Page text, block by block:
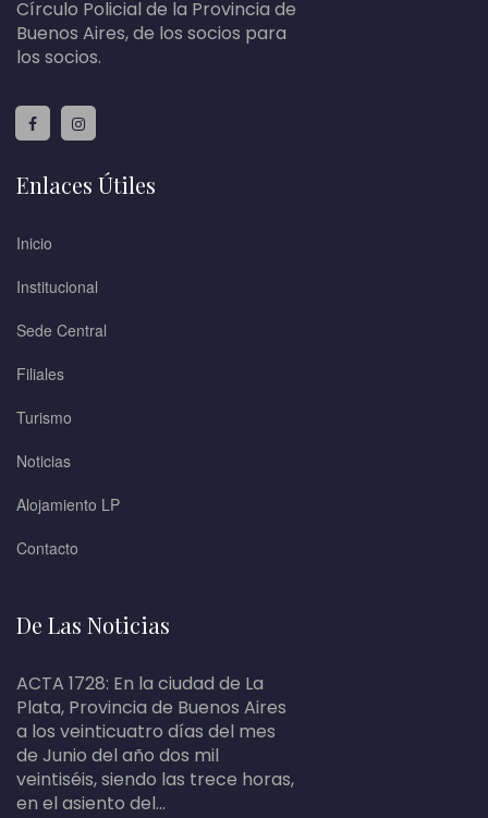
Círculo Policial de la Provincia de
Buenos Aires, de los socios para
los socios.
Enlaces Útiles
Inicio
Institucional
Sede Central
Filiales
Turismo
Noticias
Alojamiento LP
Contacto
De Las Noticias
ACTA 1728: En la ciudad de La
Plata, Provincia de Buenos Aires
a los veinticuatro días del mes
de Junio del año dos mil
veintiséis, siendo las trece horas,
en el asiento del...